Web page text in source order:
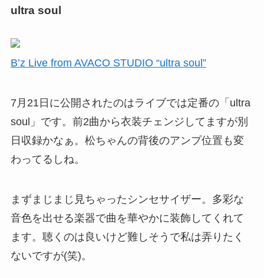
ultra soul
B’z Live from AVACO STUDIO “ultra soul”
7月21日に公開されたのはライブでは定番の「ultra
soul」です。前2曲から衣装チェンジしてますが別
日収録かなぁ。松ちゃんの背後のアンプ位置も変
わってるしね。
まずまじまじ見ちゃったシンセサイザー。多彩な
音色を出せる楽器で曲を華やかに装飾してくれて
ます。聴くのは良いけど難しそうで私は弄りたく
ないですが(笑)。